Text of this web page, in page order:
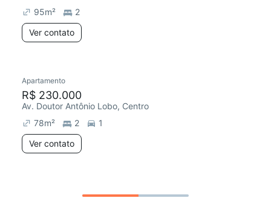
95m²
2
Ver contato
Apartamento
R$ 230.000
Av. Doutor Antônio Lobo, Centro
78m² 2
1
Ver contato